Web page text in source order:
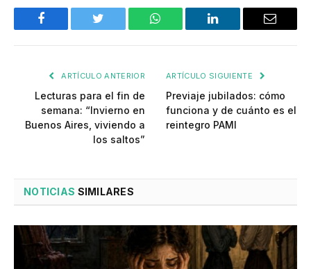
Facebook Twitter WhatsApp LinkedIn Email
ARTÍCULO ANTERIOR
Lecturas para el fin de
semana: “Invierno en
Buenos Aires, viviendo a
los saltos”
ARTÍCULO SIGUIENTE
Previaje jubilados: cómo
funciona y de cuánto es el
reintegro PAMI
NOTICIAS SIMILARES